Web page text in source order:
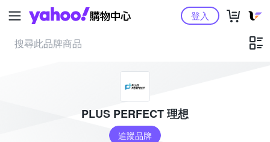
Yahoo購物中心登入
PLUS PERFECT 理想
追蹤品牌